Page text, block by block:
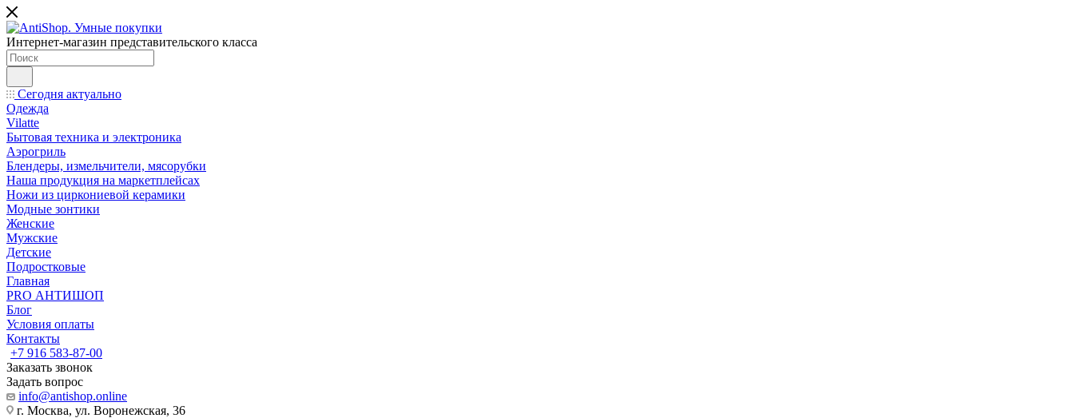
Интернет-магазин представительского класса
Сегодня актуально
Одежда
Vilatte
Бытовая техника и электроника
Аэрогриль
Блендеры, измельчители, мясорубки
Наша продукция на маркетплейсах
Ножи из циркониевой керамики
Модные зонтики
Женские
Мужские
Детские
Подростковые
Главная
PRO АНТИШОП
Блог
Условия оплаты
Контакты
+7 916 583-87-00
Заказать звонок
Задать вопрос
info@antishop.online
г. Москва, ул. Воронежская, 36